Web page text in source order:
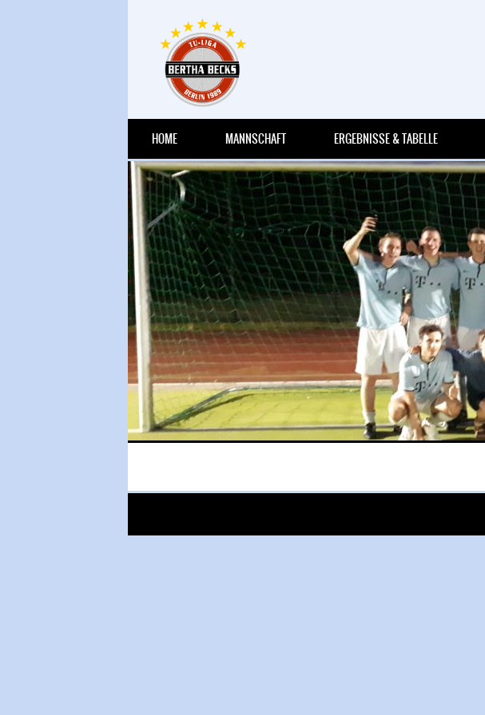
HOME MANNSCHAFT ERGEBNISSE & TABELLE